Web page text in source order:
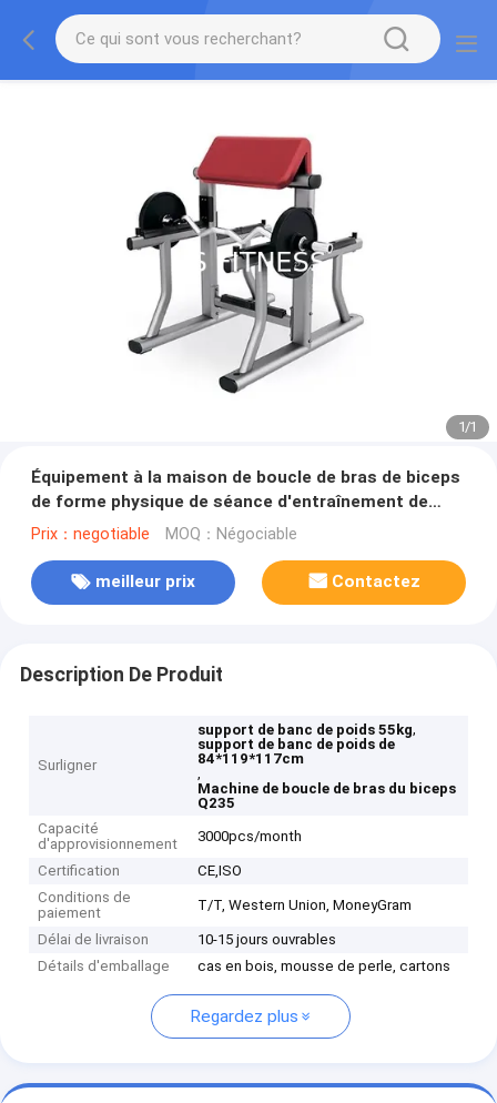
1/1
Équipement à la maison de boucle de bras de biceps
de forme physique de séance d'entraînement de
petit de gymnase de poids support de banc
Prix：negotiable MOQ：Négociable
meilleur prix Contactez
Description De Produit
Surligner
support de banc de poids 55kg,
support de banc de poids de
84*119*117cm
,
Machine de boucle de bras du biceps
Q235
Capacité
d'approvisionnement
3000pcs/month
Certification
CE,ISO
Conditions de
paiement
T/T, Western Union, MoneyGram
Délai de livraison
10-15 jours ouvrables
Détails d'emballage
cas en bois, mousse de perle, cartons
Regardez plus